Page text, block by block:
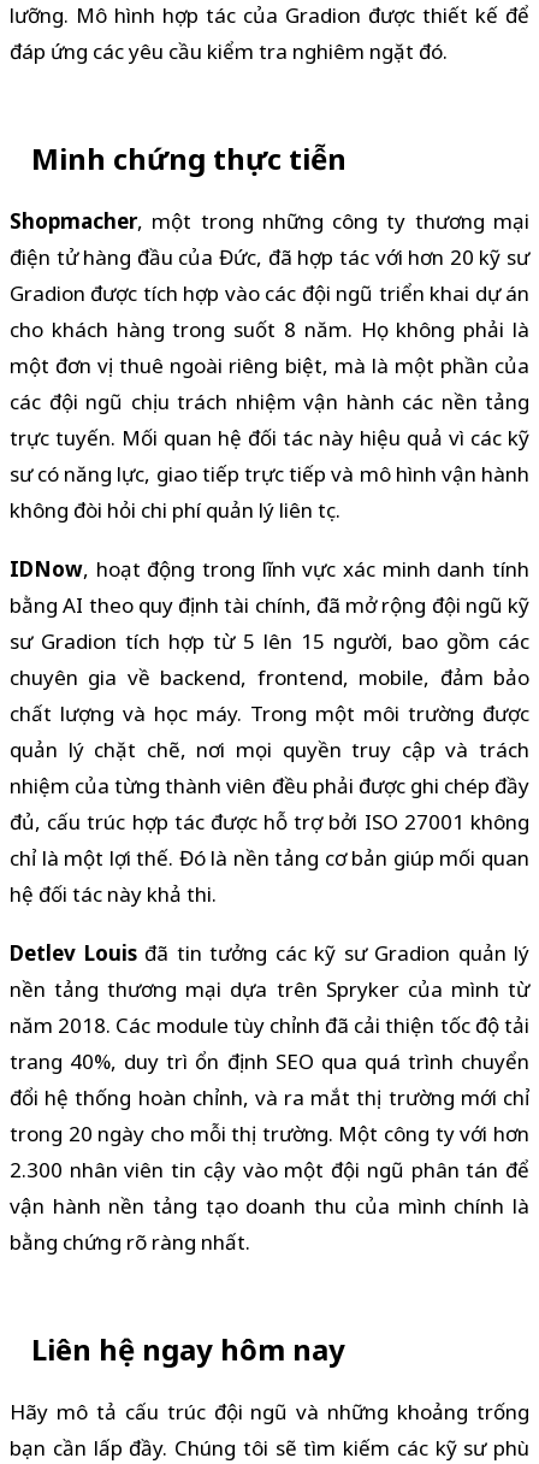
lưỡng. Mô hình hợp tác của Gradion được thiết kế để
đáp ứng các yêu cầu kiểm tra nghiêm ngặt đó.
Minh chứng thực tiễn
Shopmacher, một trong những công ty thương mại
điện tử hàng đầu của Đức, đã hợp tác với hơn 20 kỹ sư
Gradion được tích hợp vào các đội ngũ triển khai dự án
cho khách hàng trong suốt 8 năm. Họ không phải là
một đơn vị thuê ngoài riêng biệt, mà là một phần của
các đội ngũ chịu trách nhiệm vận hành các nền tảng
trực tuyến. Mối quan hệ đối tác này hiệu quả vì các kỹ
sư có năng lực, giao tiếp trực tiếp và mô hình vận hành
không đòi hỏi chi phí quản lý liên tục.
IDNow, hoạt động trong lĩnh vực xác minh danh tính
bằng AI theo quy định tài chính, đã mở rộng đội ngũ kỹ
sư Gradion tích hợp từ 5 lên 15 người, bao gồm các
chuyên gia về backend, frontend, mobile, đảm bảo
chất lượng và học máy. Trong một môi trường được
quản lý chặt chẽ, nơi mọi quyền truy cập và trách
nhiệm của từng thành viên đều phải được ghi chép đầy
đủ, cấu trúc hợp tác được hỗ trợ bởi ISO 27001 không
chỉ là một lợi thế. Đó là nền tảng cơ bản giúp mối quan
hệ đối tác này khả thi.
Detlev Louis đã tin tưởng các kỹ sư Gradion quản lý
nền tảng thương mại dựa trên Spryker của mình từ
năm 2018. Các module tùy chỉnh đã cải thiện tốc độ tải
trang 40%, duy trì ổn định SEO qua quá trình chuyển
đổi hệ thống hoàn chỉnh, và ra mắt thị trường mới chỉ
trong 20 ngày cho mỗi thị trường. Một công ty với hơn
2.300 nhân viên tin cậy vào một đội ngũ phân tán để
vận hành nền tảng tạo doanh thu của mình chính là
bằng chứng rõ ràng nhất.
Liên hệ ngay hôm nay
Hãy mô tả cấu trúc đội ngũ và những khoảng trống
bạn cần lấp đầy. Chúng tôi sẽ tìm kiếm các kỹ sư phù